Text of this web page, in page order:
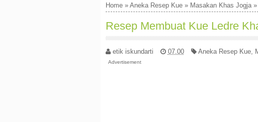
Home» Aneka Resep Kue» Masakan Khas Jogja»
Resep Membuat Kue Ledre
etik iskundarti 07.00 Aneka Resep Kue,
Advertisement